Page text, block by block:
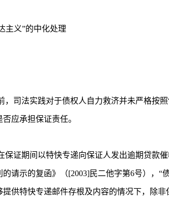
主义”的中化处理
，司法实践对于债权人自力救济并未严格按
应承担保证责任。
保证期间以特快专递向保证人发出逾期贷款
请示的复函》（[2003]民二他字第6号），“
供特快专递邮件存根及内容的情况下，除